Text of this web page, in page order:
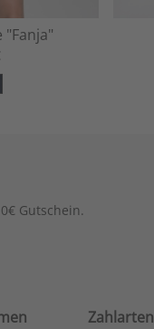
Gutschein.
Zahlarten